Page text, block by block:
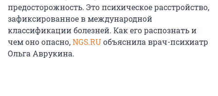
предосторожность. Это психическое расстройство,
зафиксированное в международной
классификации болезней. Как его распознать и
чем оно опасно,NGS.RUобъяснила врач-психиатр
Ольга Аврукина.